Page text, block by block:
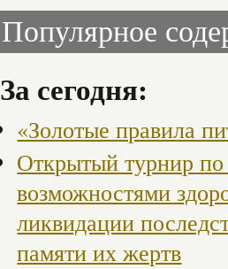
Популярное
За сегодня:
«Золотые правила
Открытый турнир
возможностями
ликвидации
памяти их жертв